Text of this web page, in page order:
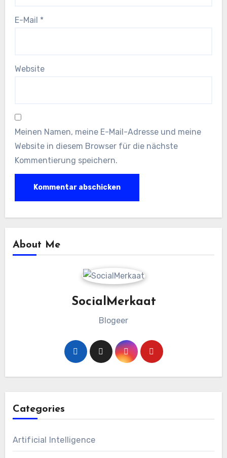
E-Mail *
Website
Meinen Namen, meine E-Mail-Adresse und meine
Website in diesem Browser für die nächste
Kommentierung speichern.
About Me
SocialMerkaat
Blogeer
Categories
Artificial Intelligence